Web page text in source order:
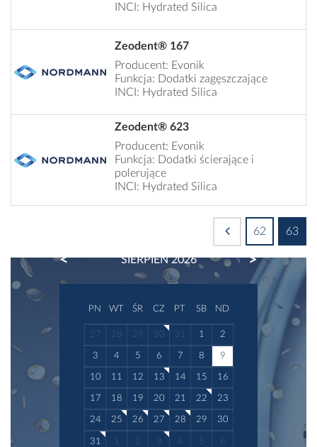
INCI: Hydrated Silica
Zeodent® 167
Producent: Evonik
Funkcja: Dodatki zagęszczające
INCI: Hydrated Silica
Zeodent® 623
Producent: Evonik
Funkcja: Dodatki ścierające i
polerujące
INCI: Hydrated Silica
62 63
SIERPIEŃ 2026
PREVIOUS NEXT
PN WT ŚR CZ PT SB ND
27 28 29 30 31 1 2
3 4 5 6 7 8 9
10 11 12 13 14 15 16
17 18 19 20 21 22 23
24 25 26 27 28 29 30
31 1 2 3 4 5 6